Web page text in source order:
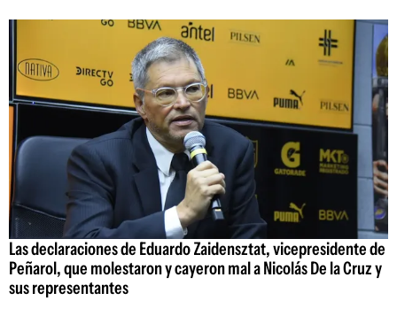
Las declaraciones de Eduardo Zaidensztat, vicepresidente de
Peñarol, que molestaron y cayeron mal a Nicolás De la Cruz y
sus representantes